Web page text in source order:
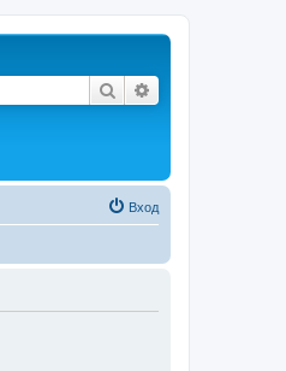
Поиск
Вход